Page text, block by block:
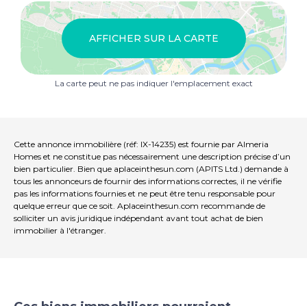
secteur agricole ou de l'élevage, cette ferme est
l'occasion que vous attendiez. N'hésitez pas à la visiter
et à découvrir son plein potentiel !
AFFICHER SUR LA CARTE
La carte peut ne pas indiquer l'emplacement exact
Cette annonce immobilière (réf: IX-14235) est fournie par Almeria
Homes et ne constitue pas nécessairement une description précise d’un
bien particulier. Bien que aplaceinthesun.com (APITS Ltd.) demande à
tous les annonceurs de fournir des informations correctes, il ne vérifie
pas les informations fournies et ne peut être tenu responsable pour
quelque erreur que ce soit. Aplaceinthesun.com recommande de
solliciter un avis juridique indépendant avant tout achat de bien
immobilier à l'étranger.